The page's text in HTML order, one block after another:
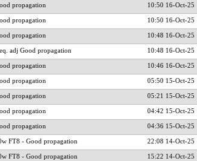
propagation 10:50 16-Oct-25
propagation 10:50 16-Oct-25
propagation 10:48 16-Oct-25
adj Good propagation 10:48 16-Oct-25
propagation 10:46 16-Oct-25
propagation 05:50 15-Oct-25
propagation 05:21 15-Oct-25
propagation 04:42 15-Oct-25
propagation 04:36 15-Oct-25
FT8 - Good propagation 22:08 14-Oct-25
FT8 - Good propagation 15:22 14-Oct-25